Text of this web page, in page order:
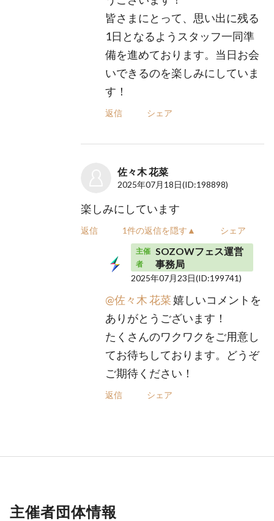
皆さまにとって、思い出に残る
1日となるようスタッフ一同準
備を進めております。当日お会
いできるのを楽しみにしていま
す！
返信 シェア
佐々木 花菜
2025年07月18日(ID:198898)
楽しみにしています
返信 1件の返信を隠す▲ シェア
主催
者
SOZOWフェス運営
事務局
2025年07月23日(ID:199741)
@佐々木 花菜嬉しいコメントを
ありがとうございます！
たくさんのワクワクをご用意し
てお待ちしております。どうぞ
ご期待ください！
返信 シェア
主催者団体情報